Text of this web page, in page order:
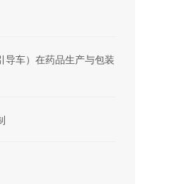
导车）在药品生产与包装